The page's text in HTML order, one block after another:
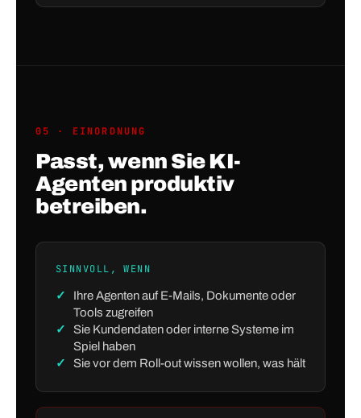
05 · EINORDNUNG
Passt, wenn Sie KI-
Agenten produktiv
betreiben.
SINNVOLL, WENN
Ihre Agenten auf E-Mails, Dokumente oder
Tools zugreifen
Sie Kundendaten oder interne Systeme im
Spiel haben
Sie vor dem Roll-out wissen wollen, was hält